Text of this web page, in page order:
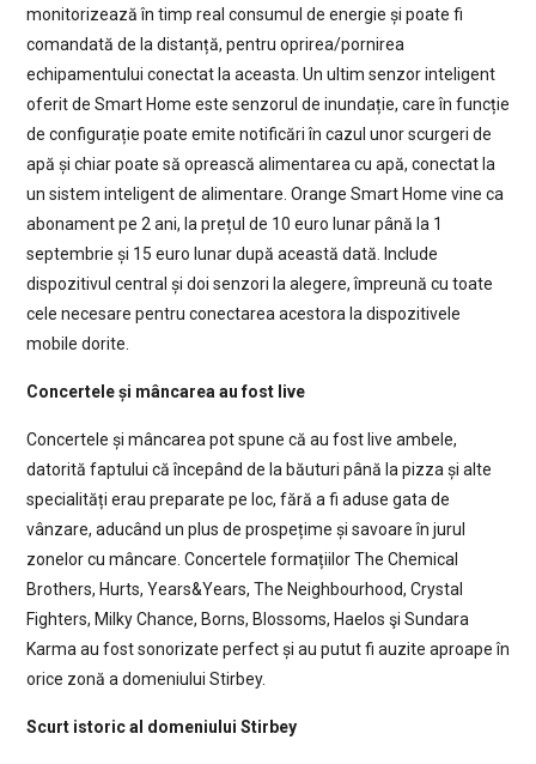
monitorizează în timp real consumul de energie și poate fi
comandată de la distanță, pentru oprirea/pornirea
echipamentului conectat la aceasta. Un ultim senzor inteligent
oferit de Smart Home este senzorul de inundație, care în funcție
de configurație poate emite notificări în cazul unor scurgeri de
apă și chiar poate să oprească alimentarea cu apă, conectat la
un sistem inteligent de alimentare. Orange Smart Home vine ca
abonament pe 2 ani, la prețul de 10 euro lunar până la 1
septembrie și 15 euro lunar după această dată. Include
dispozitivul central și doi senzori la alegere, împreună cu toate
cele necesare pentru conectarea acestora la dispozitivele
mobile dorite.
Concertele și mâncarea au fost live
Concertele și mâncarea pot spune că au fost live ambele,
datorită faptului că începând de la băuturi până la pizza și alte
specialități erau preparate pe loc, fără a fi aduse gata de
vânzare, aducând un plus de prospețime și savoare în jurul
zonelor cu mâncare. Concertele formațiilor The Chemical
Brothers, Hurts, Years&Years, The Neighbourhood, Crystal
Fighters, Milky Chance, Borns, Blossoms, Haelos şi Sundara
Karma au fost sonorizate perfect și au putut fi auzite aproape în
orice zonă a domeniului Stirbey.
Scurt istoric al domeniului Stirbey